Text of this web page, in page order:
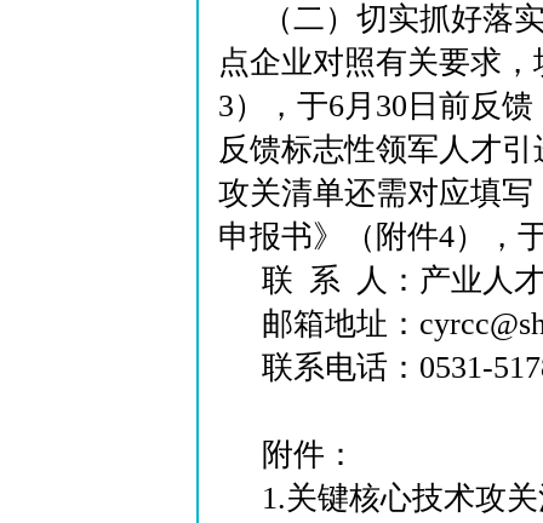
（二）切实抓好落
点企业对照有关要求
3），于6月30日前反
反馈标志性领军人才
攻关清单还需对应填写
申报书》（附件4），
联 系 人：产业人
邮箱地址：
联系电话：0531-
附件：
1.关键核心技术攻